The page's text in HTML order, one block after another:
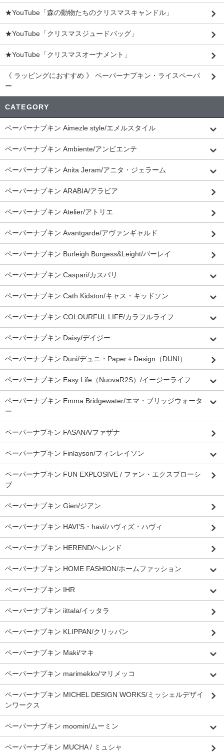
★YouTube「森の動物たちのクリスマスキャンドル」
★YouTube「クリスマスジュードバッグ」
★YouTube「クリスマスオーナメント」
《 ラッピングにおすすめ 》 ペーパーナプキン・ライスペーパ
ー
CATEGORY
ペーパーナプキン Aimezle style/エメルスタイル
ペーパーナプキン Ambiente/アンビエンテ
ペーパーナプキン Anita Jeram/アニタ・ジェラーム
ペーパーナプキン ARABIA/アラビア
ペーパーナプキン Atelier/アトリエ
ペーパーナプキン Avantgarde/アヴァンギャルド
ペーパーナプキン Burleigh Burgess&Leight/バーレイ
ペーパーナプキン Caspari/カスパリ
ペーパーナプキン Cath Kidston/キャス・キッドソン
ペーパーナプキン COLOURFUL LIFE/カラフルライフ
ペーパーナプキン Daisy/デイジー
ペーパーナプキン Duni/デュニ・Paper＋Design（DUNI）
ペーパーナプキン Easy Life（NuovaR2S）/イージーライフ
ペーパーナプキン Emma Bridgewater/エマ・ブリッジウォータ
ー
ペーパーナプキン FASANA/ファザナ
ペーパーナプキン Finlayson/フィンレイソン
ペーパーナプキン FUN EXPLOSIVE / ファン・エクスプローシ
ブ
ペーパーナプキン Gien/ジアン
ペーパーナプキン HAVI'S・havi/ハヴィズ・ハヴィ
ペーパーナプキン HEREND/ヘレンド
ペーパーナプキン HOME FASHION/ホームファッション
ペーパーナプキン IHR
ペーパーナプキン iittala/イッタラ
ペーパーナプキン KLIPPAN/クリッパン
ペーパーナプキン Maki/マキ
ペーパーナプキン marimekko/マリメッコ
ペーパーナプキン MICHEL DESIGN WORKS/ミッシェルデザイ
ンワークス
ペーパーナプキン moomin/ムーミン
ペーパーナプキン MUCHA / ミュシャ